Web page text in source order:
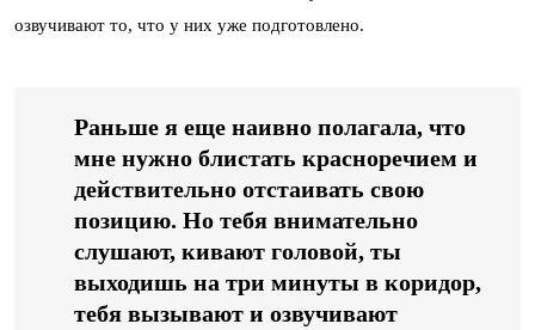
озвучивают то, что у них уже подготовлено.
Раньше я еще наивно полагала, что
мне нужно блистать красноречием и
действительно отстаивать свою
позицию. Но тебя внимательно
слушают, кивают головой, ты
выходишь на три минуты в коридор,
тебя вызывают и озвучивают